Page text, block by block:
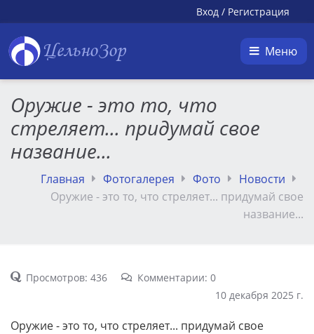
Вход / Регистрация
ЦельноЗор Меню
Оружие - это то, что
стреляет... придумай свое
название...
Главная Фотогалерея Фото
Новости
Оружие - это то, что стреляет... придумай свое
название...
Просмотров: 436
Комментарии: 0
10 декабря 2025 г.
Оружие - это то, что стреляет... придумай свое